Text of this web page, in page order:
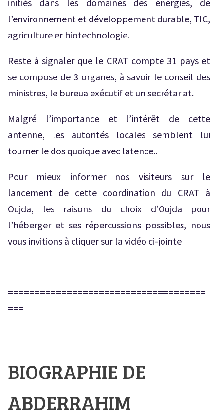
initiés dans les domaines des énergies, de
l’environnement et développement durable, TIC,
agriculture er biotechnologie.
Reste à signaler que le CRAT compte 31 pays et
se compose de 3 organes, à savoir le conseil des
ministres, le bureua exécutif et un secrétariat.
Malgré l’importance et l’intérêt de cette
antenne, les autorités locales semblent lui
tourner le dos quoique avec latence..
Pour mieux informer nos visiteurs sur le
lancement de cette coordination du CRAT à
Oujda, les raisons du choix d’Oujda pour
l’héberger et ses répercussions possibles, nous
vous invitions à cliquer sur la vidéo ci-jointe
=====================================
===
BIOGRAPHIE DE
ABDERRAHIM